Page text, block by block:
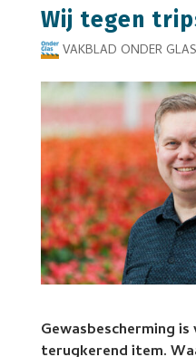
Wij tegen
VAKBLAD ONDER GLAS
Gewasbescherming